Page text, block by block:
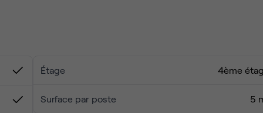
fruits ☕🍏
pour répondre aux besoins de chaque professionnel.
Étage 4ème
Surface par poste 5